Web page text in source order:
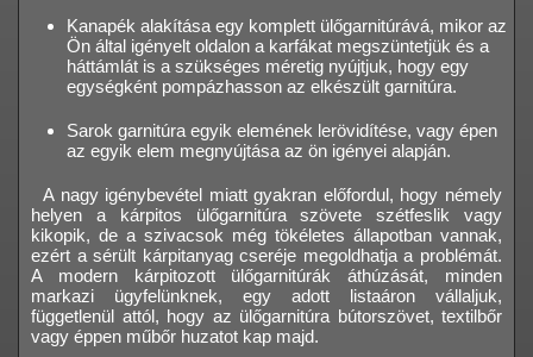
Kanapék alakítása egy komplett ülőgarnitúrává, mikor az
Ön által igényelt oldalon a karfákat megszüntetjük és a
háttámlát is a szükséges méretig nyújtjuk, hogy egy
egységként pompázhasson az elkészült garnitúra.
Sarok garnitúra egyik elemének lerövidítése, vagy épen
az egyik elem megnyújtása az ön igényei alapján.
A nagy igénybevétel miatt gyakran előfordul, hogy némely
helyen a kárpitos ülőgarnitúra szövete szétfeslik vagy
kikopik, de a szivacsok még tökéletes állapotban vannak,
ezért a sérült kárpitanyag cseréje megoldhatja a problémát.
A modern kárpitozott ülőgarnitúrák áthúzását, minden
markazi ügyfelünknek, egy adott listaáron vállaljuk,
függetlenül attól, hogy az ülőgarnitúra bútorszövet, textilbőr
vagy éppen műbőr huzatot kap majd.